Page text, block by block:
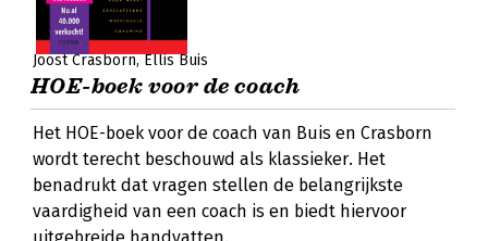
Joost Crasborn Ellis Buis
HOE-boek voor de coach
Het HOE-boek voor de coach van Buis en Crasborn
wordt terecht beschouwd als klassieker. Het
benadrukt dat vragen stellen de belangrijkste
vaardigheid van een coach is en biedt hiervoor